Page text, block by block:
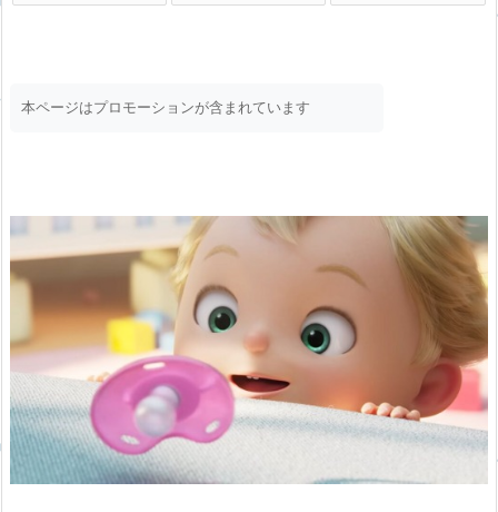
本ページはプロモーションが含まれています